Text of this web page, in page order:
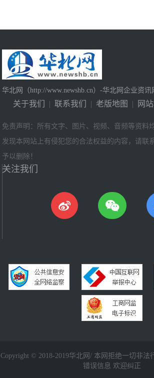
华北网（http://www.newshb.cn）-华北网企业资讯
关于我们 | 联系我们 | 老版地图 | 网
免责声明：所有文字、图片、视频、音频等资料
发现本网站上有侵犯您的合法权益的内容，请联
予以删除！
关注我们
Copyright © 2018-2019华北网/ 本网拒绝一切非法
错误信息 欢迎纠正